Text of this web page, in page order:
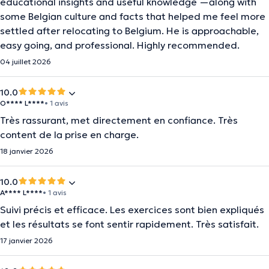
some Belgian culture and facts that helped me feel more
settled after relocating to Belgium. He is approachable,
easy going, and professional. Highly recommended.
04 juillet 2026
10.0
O**** L****• 1 avis
Très rassurant, met directement en confiance. Très
content de la prise en charge.
18 janvier 2026
10.0
A**** L****• 1 avis
Suivi précis et efficace. Les exercices sont bien expliqués
et les résultats se font sentir rapidement. Très satisfait.
17 janvier 2026